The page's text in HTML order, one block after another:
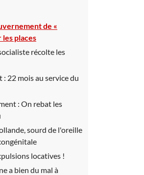
de «
les places
récolte les
: 22 mois au service du
: On rebat les
sourd de l'oreille
locatives !
a bien du mal à